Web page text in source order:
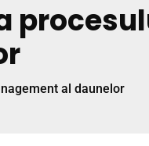
al daunelor